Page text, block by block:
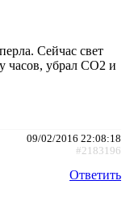
Сейчас свет
часов, убрал CO2 и
09/02/2016 22:08:18
#2183196
Ответить